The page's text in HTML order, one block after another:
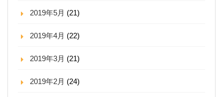
2019年5月 (21)
2019年4月 (22)
2019年3月 (21)
2019年2月 (24)